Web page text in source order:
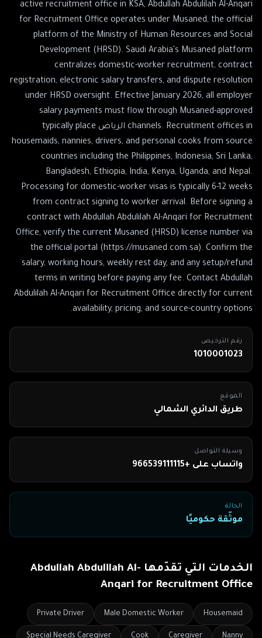
active recruitment office in KSA, Abdullah Abdulilah Al-Anqari
for Recruitment Office operates under Musaned, the official
platform of the Ministry of Human Resources and Social
Development (HRSD). Saudi Arabia's Musaned platform
centralizes domestic-worker recruitment, contract
registration, electronic salary transfers, and dispute resolution
under HRSD oversight. Effective January 2026, all employer
salary payments must flow through Musaned-approved
channels. Recruitment offices in الرياض typically place
housemaids, nannies, drivers, and personal cooks from source
countries including the Philippines, Indonesia, Sri Lanka,
Bangladesh, Ethiopia, India, Kenya, Uganda, and Nepal.
Processing for domestic-worker visas is typically 6-12 weeks
from contract signing to worker arrival. Before signing a
contract with Abdullah Abdulilah Al-Anqari for Recruitment
Office, verify the current Musaned (HRSD) license number via
the official portal (https://musaned.com.sa). Confirm the
salary, working hours, weekly rest day, and any setup/refund
terms in writing before paying any fee. Contact Abdullah
Abdulilah Al-Anqari for Recruitment Office directly for current
availability, pricing, and source-country options.
رقم الترخيص
1010001023
الموقع
طريق الدائري الشمالي
وسيلة التواصل
واتساب على +966539111115
الحالة
موثّقة حكوميًا
الخدمات التي تقدّمها Abdullah Abdulilah Al-
Anqari for Recruitment Office
Housemaid
Male Domestic Worker
Private Driver
Nanny
Caregiver
Cook
Special Needs Caregiver